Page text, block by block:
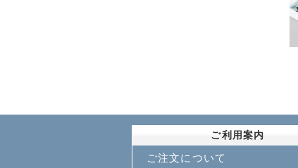
ご利用案内
ご注文について